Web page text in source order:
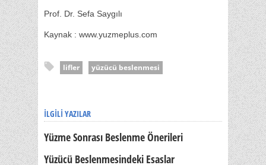
Prof. Dr. Sefa Saygılı
Kaynak : www.yuzmeplus.com
lifler yüzücü beslenmesi
İLGILI YAZILAR
Yüzme Sonrası Beslenme Önerileri
Yüzücü Beslenmesindeki Esaslar